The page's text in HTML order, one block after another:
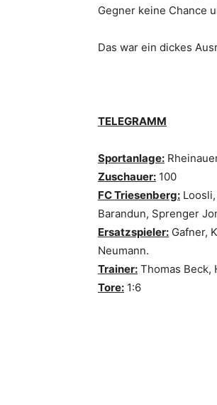
Gegner keine Chance
Das war ein dickes
TELEGRAMM
Sportanlage:
Zuschauer: 100
FC Triesenberg:
Barandun, Sprenger
Ersatzspieler: Gafner,
Neumann.
Trainer: Thomas Beck,
Tore: 1:6